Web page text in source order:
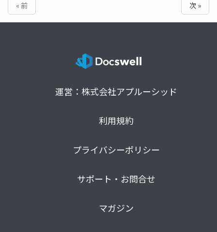
« 前 次 »
運営：株式会社アプルーシッド
利用規約
プライバシーポリシー
サポート・お問合せ
マガジン